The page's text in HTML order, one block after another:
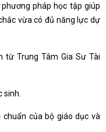
pháp học tập giúp
vừa có đủ năng lực dự
từ Trung Tâm Gia Sư Tài
của bộ giáo dục và